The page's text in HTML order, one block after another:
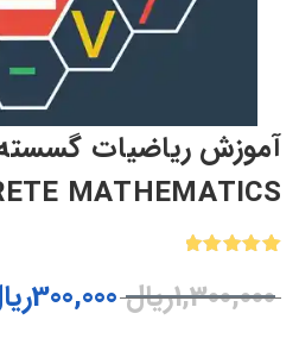
آموزش ریاضیات گسسته
MATHEMATICS
از 5
در
1,300,000ریال 300,000